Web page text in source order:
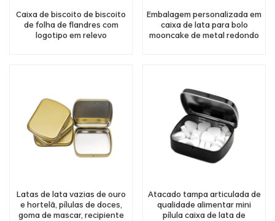
Caixa de biscoito de biscoito
de folha de flandres com
logotipo em relevo
Embalagem personalizada em
caixa de lata para bolo
mooncake de metal redondo
Latas de lata vazias de ouro
e hortelã, pílulas de doces,
goma de mascar, recipiente
Atacado tampa articulada de
qualidade alimentar mini
pílula caixa de lata de